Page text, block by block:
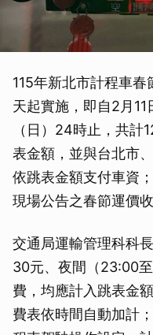
115年新北市計程車
天起實施，即自2月
（日）24時止，共
表金額，並與台北市
依跳表金額支付車資
現場公告之春節運價收
交通局運輸管理科科
30元、夜間（23:00
費，均應計入跳表金
費表依時間自動加計